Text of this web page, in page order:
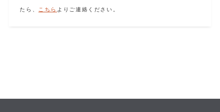
たら、 こちら よりご連絡ください。